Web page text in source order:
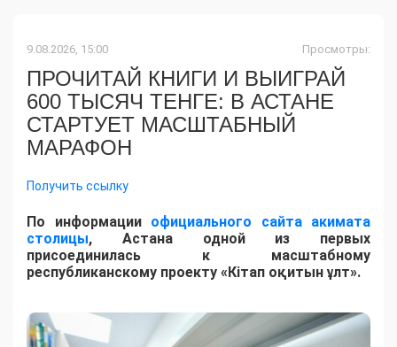
9.08.2026, 15:00 Просмотры:
ПРОЧИТАЙ КНИГИ И ВЫИГРАЙ
600 ТЫСЯЧ ТЕНГЕ: В АСТАНЕ
СТАРТУЕТ МАСШТАБНЫЙ
МАРАФОН
Получить ссылку
По информации официального сайта акимата
столицы, Астана одной из первых
присоединилась к масштабному
республиканскому проекту «Кітап оқитын ұлт».